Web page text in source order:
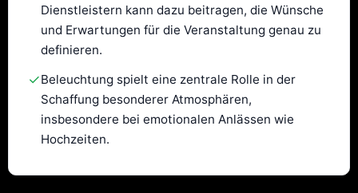
Dienstleistern kann dazu beitragen, die Wünsche
und Erwartungen für die Veranstaltung genau zu
definieren.
✓Beleuchtung spielt eine zentrale Rolle in der
Schaffung besonderer Atmosphären,
insbesondere bei emotionalen Anlässen wie
Hochzeiten.